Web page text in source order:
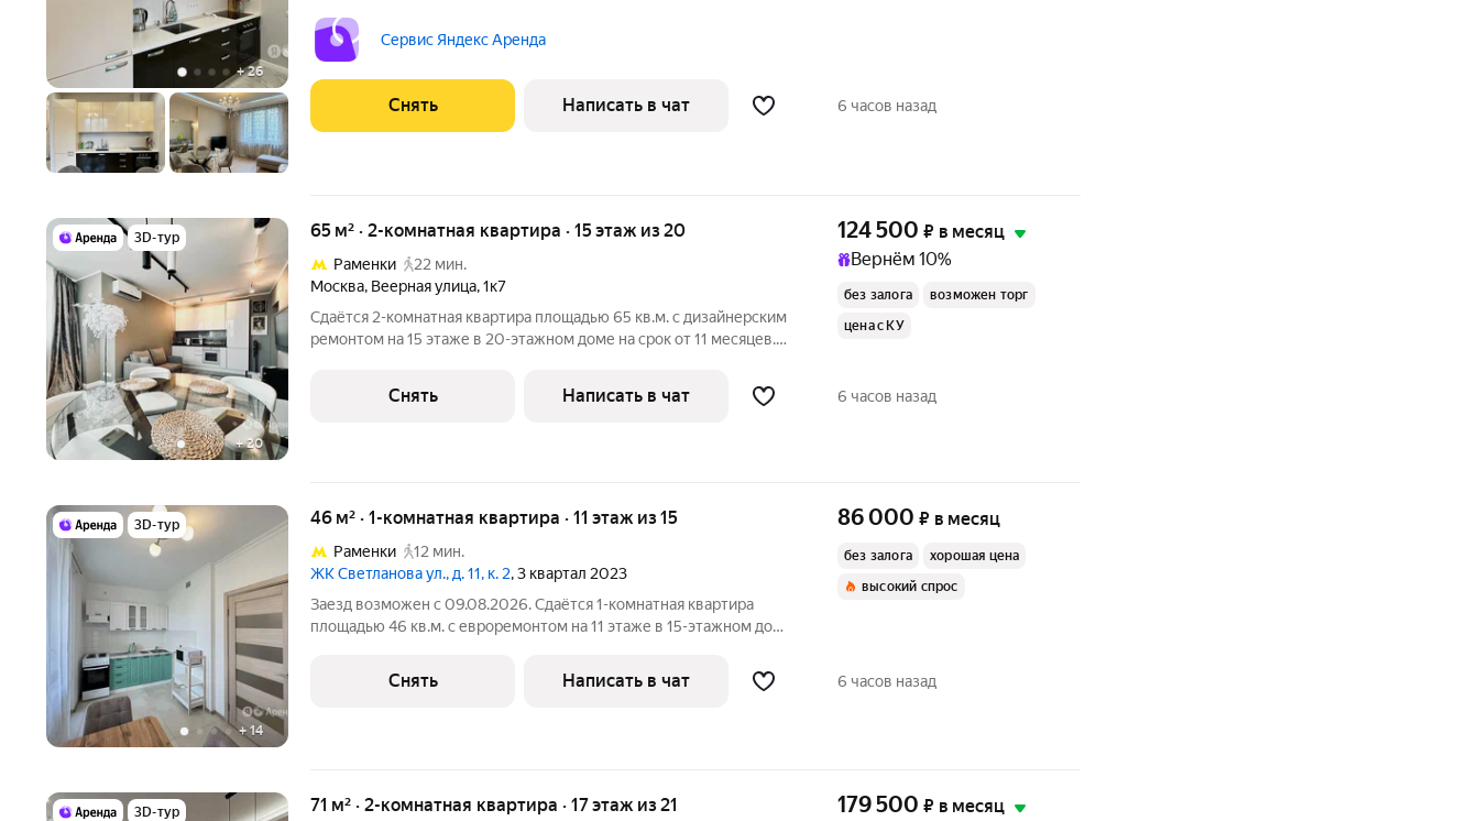
+26
Сервис Яндекс Аренда
Снять Написать в чат 6 часов назад
3D-тур
+20
65 м² · 2-комнатная квартира · 15 этаж из 20
Раменки
22 мин.
Москва, Веерная улица,1к7
Сдаётся 2-комнатная квартира площадью 65 кв.м. с дизайнерским
ремонтом на 15 этаже в 20-этажном доме на срок от 11 месяцев.
Кондиционер
124 500 ₽ в месяц
Вернём 10%
без залога
возможен торг
цена с КУ
Снять Написать в чат 6 часов назад
3D-тур
+ 14
46 м² · 1-комнатная квартира · 11 этаж из 15
Раменки
12 мин.
ЖК Светланова ул., д. 11, к. 2, 3 квартал 2023
Заезд возможен с 09.08.2026. Сдаётся 1-комнатная квартира
площадью 46 кв.м. с евроремонтом на 11 этаже в 15-этажном доме
Стиральная машина Холодильник Микроволновка Пылесос Дом -
86 000 ₽ в месяц
без залога
хорошая цена
высокий спрос
Снять Написать в чат 6 часов назад
3D-тур 71 м² · 2-комнатная квартира · 17 этаж из 21 179 500 ₽ в месяц